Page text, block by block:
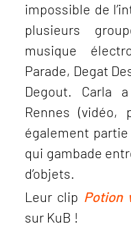
impossible de
plusieurs
musique
Parade, Degat
Degout. Carla
Rennes
également
qui gambade
d’objets.
Leur clip Potion
sur KuB !